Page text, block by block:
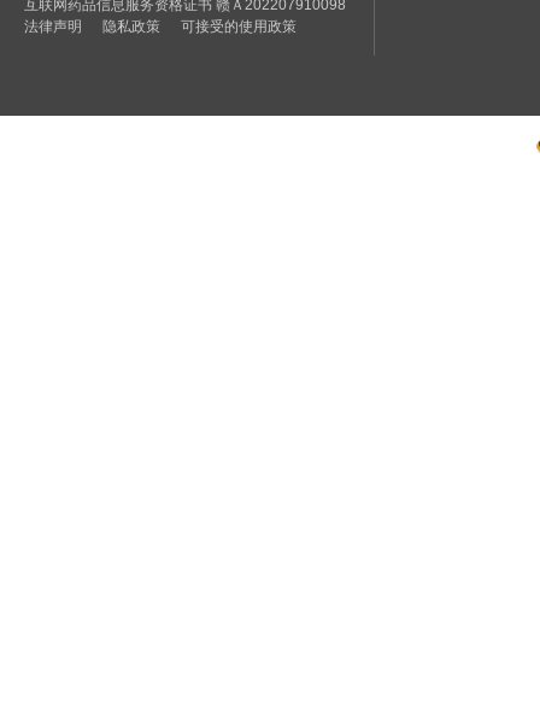
互联网药品信息服务资格证书 赣Ａ202207910098
可接受的使用政策
法律声明 隐私政策